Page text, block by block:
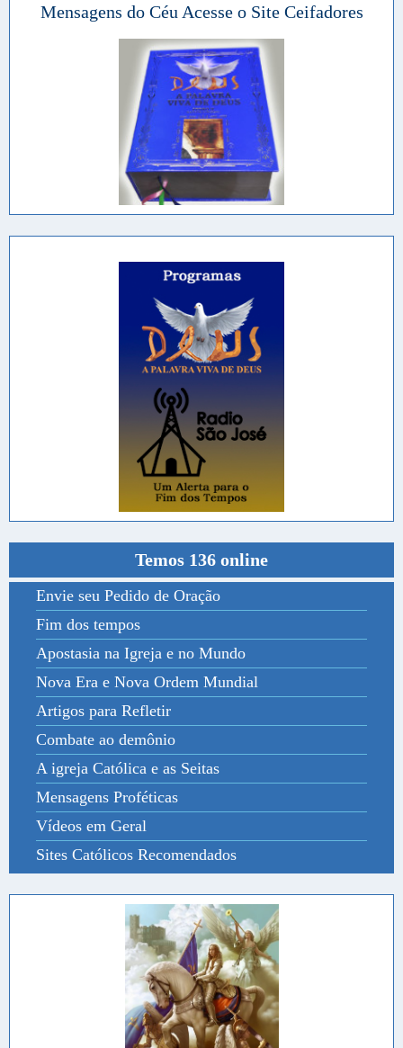
Mensagens do Céu Acesse o Site Ceifadores
Temos 136 online
Envie seu Pedido de Oração
Fim dos tempos
Apostasia na Igreja e no Mundo
Nova Era e Nova Ordem Mundial
Artigos para Refletir
Combate ao demônio
A igreja Católica e as Seitas
Mensagens Proféticas
Vídeos em Geral
Sites Católicos Recomendados